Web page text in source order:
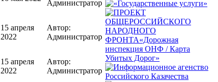
Администратор
15 апреля
2022
Автор:
Администратор
15 апреля
2022
Автор:
Администратор